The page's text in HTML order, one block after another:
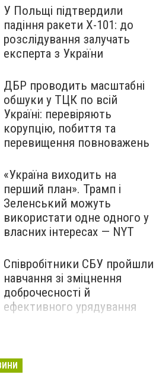
У Польщі підтвердили
падіння ракети Х-101: до
розслідування залучать
експерта з України
ДБР проводить масштабні
обшуки у ТЦК по всій
Україні: перевіряють
корупцію, побиття та
перевищення повноважень
«Україна виходить на
перший план». Трамп і
Зеленський можуть
використати одне одного у
власних інтересах — NYT
Співробітники СБУ пройшли
навчання зі зміцнення
доброчесності й
ефективного урядування
війська: у CENTCOM